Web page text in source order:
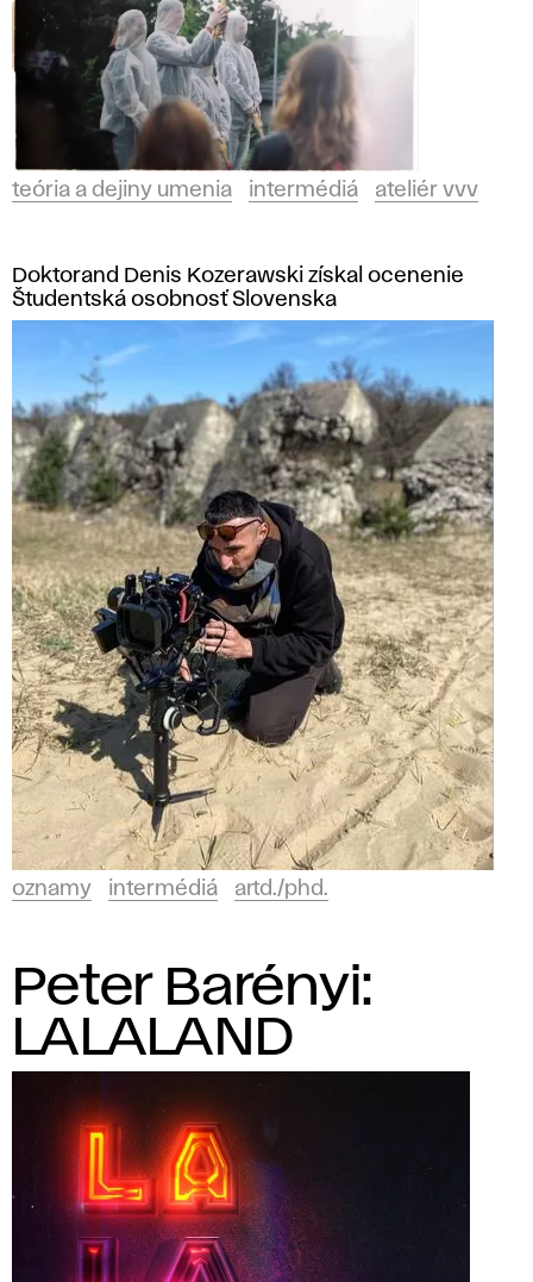
teória a dejiny umenia intermédiá ateliér vvv
Doktorand Denis Kozerawski získal ocenenie
Študentská osobnosť Slovenska
oznamy intermédiá artd./phd.
Peter Barényi:
LALALAND